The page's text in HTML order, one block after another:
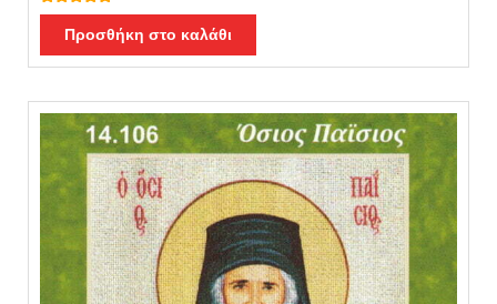
Βαθμολογή
θηκε με 5.00
από 5Προσθήκη στο καλάθι